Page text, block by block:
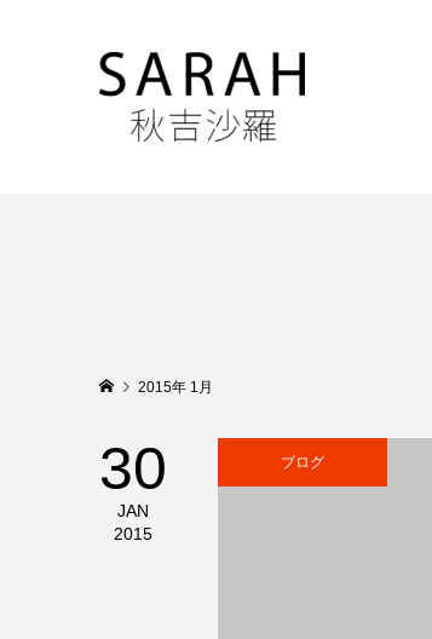
2015年 1月
30
JAN
2015
ブログ